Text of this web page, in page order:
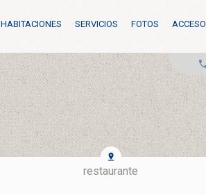
HABITACIONES SERVICIOS FOTOS ACCESO
restaurante